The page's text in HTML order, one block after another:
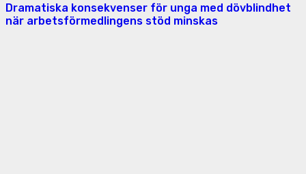
Dramatiska konsekvenser för unga med dövblindhet
när arbetsförmedlingens stöd minskas